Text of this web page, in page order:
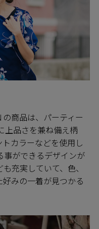
商品は、パーティー
上品さを兼ね備え柄
カラーなどを使用し
事ができるデザインが
充実していて、色、
みの一着が見つかる